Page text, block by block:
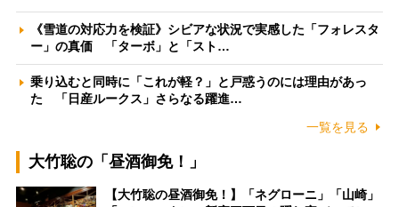
《雪道の対応力を検証》シビアな状況で実感した「フォレスタ
ー」の真価 「ターボ」と「スト…
乗り込むと同時に「これが軽？」と戸惑うのには理由があっ
た 「日産ルークス」さらなる躍進…
一覧を見る
大竹聡の「昼酒御免！」
【大竹聡の昼酒御免！】「ネグローニ」「山崎」